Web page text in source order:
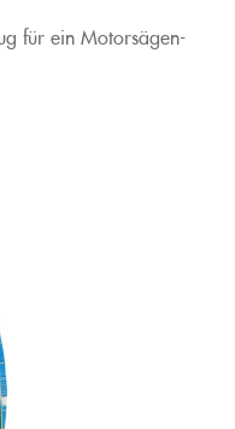
für ein Motorsägen-